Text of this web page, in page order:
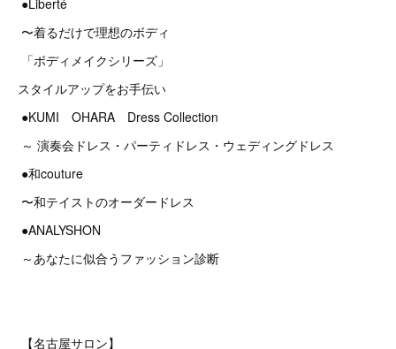
●Liberté
〜着るだけで理想のボディ
「ボディメイクシリーズ」
スタイルアップをお手伝い
●KUMI OHARA Dress Collection
～ 演奏会ドレス・パーティドレス・ウェディングドレス
●和couture
〜和テイストのオーダードレス
●ANALYSHON
～あなたに似合うファッション診断
【名古屋サロン】